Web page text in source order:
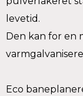
levetid.
Den kan for en
Eco